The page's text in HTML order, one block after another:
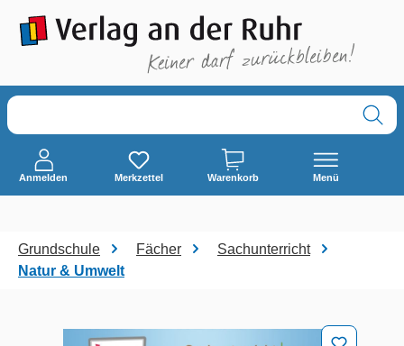
springen
Anmelden Merkzettel Warenkorb Menü
Grundschule Fächer
Sachunterricht
Natur & Umwelt
Bildergalerie überspringen